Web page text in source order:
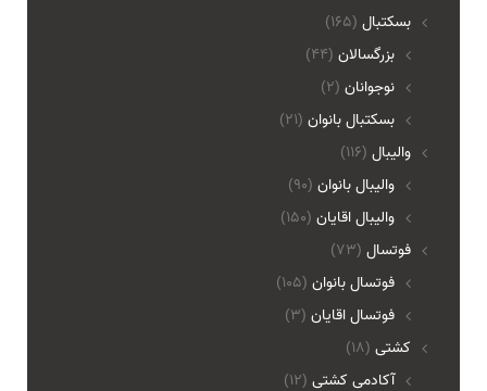
(165) بسکتبال
بزرگسالان (44)
نوجوانان (2)
بسکتبال بانوان (21)
(116) والیبال
واليبال بانوان (90)
واليبال اقايان (150)
(73) فوتسال
فوتسال بانوان (105)
فوتسال اقايان (3)
(18) کشتی
آکادمی کشتی (12)